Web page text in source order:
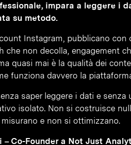
impara a leggere i
su metodo.
Instagram, pubblicano con
che non decolla, engagement
quasi mai è la qualità dei
funziona davvero la
saper leggere i dati e senza
isolato. Non si costruisce
e non si ottimizzano.
– Co-Founder a Not Just